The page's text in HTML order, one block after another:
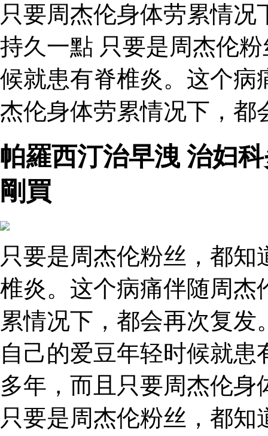
只要周杰伦身体劳累情
持久一點 只要是周杰伦
候就患有脊椎炎。这个病
杰伦身体劳累情况下，都
帕羅西汀治早洩 治妇
剛買
只要是周杰伦粉丝，都
椎炎。这个病痛伴随周杰
累情况下，都会再次复
自己的爱豆年轻时候就
多年，而且只要周杰伦
只要是周杰伦粉丝，都